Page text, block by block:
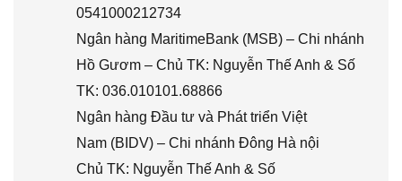
0541000212734
Ngân hàng MaritimeBank (MSB) – Chi nhánh
Hồ Gươm – Chủ TK: Nguyễn Thế Anh & Số
TK: 036.010101.68866
Ngân hàng Đầu tư và Phát triển Việt
Nam (BIDV) – Chi nhánh Đông Hà nội
Chủ TK: Nguyễn Thế Anh & Số